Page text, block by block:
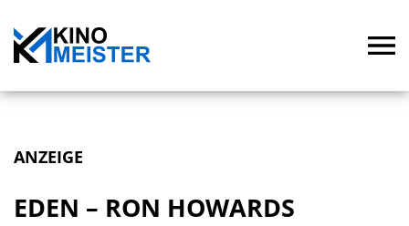
ANZEIGE
EDEN – RON HOWARDS